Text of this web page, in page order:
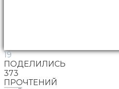
19
ПОДЕЛИЛИСЬ
373
ПРОЧТЕНИЙ